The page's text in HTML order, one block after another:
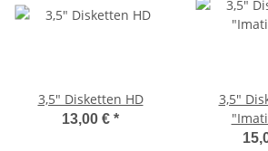
3,5" Disketten HD
13,00 € *
3,5"